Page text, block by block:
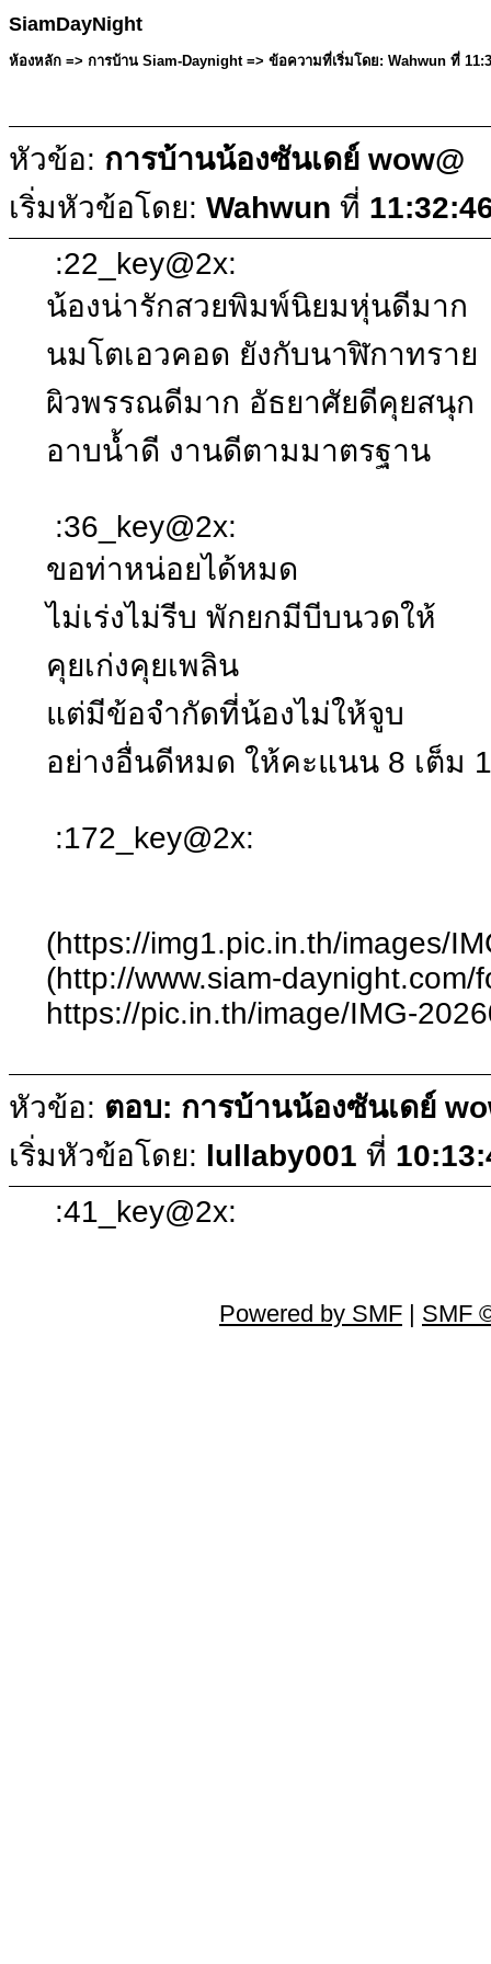
SiamDayNight
ห้องหลัก => การบ้าน Siam-Daynight => ข้อความที่เริ่มโดย: Wahwun ที่
หัวข้อ: การบ้านน้องซันเดย์ wow@
เริ่มหัวข้อโดย: Wahwun ที่
:22_key@2x:
น้องน่ารักสวยพิมพ์นิยมหุ่นดีมาก
นมโตเอวคอด ยังกับนาฬิกาทราย
ผิวพรรณดีมาก อัธยาศัยดีคุยสนุก
อาบน้ำดี งานดีตามมาตรฐาน
:36_key@2x:
ขอท่าหน่อยได้หมด
ไม่เร่งไม่รีบ พักยกมีบีบนวดให้
คุยเก่งคุยเพลิน
แต่มีข้อจำกัดที่น้องไม่ให้จูบ
อย่างอื่นดีหมด ให้คะแนน 8 เต็ม
:172_key@2x:
(https://img1.pic.in.th/images/
(http://www.siam-daynight.com/
https://pic.in.th/image/IMG-
หัวข้อ: ตอบ: การบ้านน้องซันเดย์
เริ่มหัวข้อโดย: lullaby001 ที่
:41_key@2x:
Powered by SMF | SMF